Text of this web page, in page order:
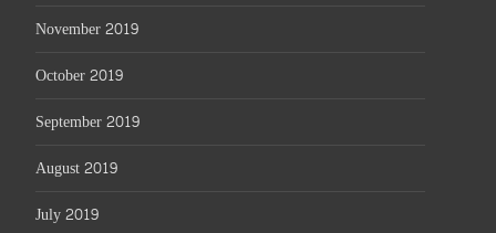
November 2019
October 2019
September 2019
August 2019
July 2019